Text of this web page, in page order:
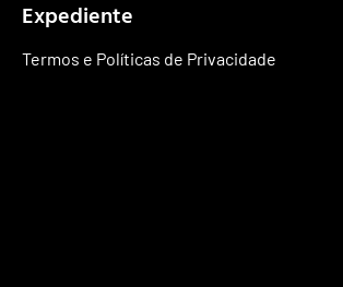
Expediente
Termos e Políticas de Privacidade